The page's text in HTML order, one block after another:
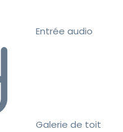
Entrée audio
Galerie de toit